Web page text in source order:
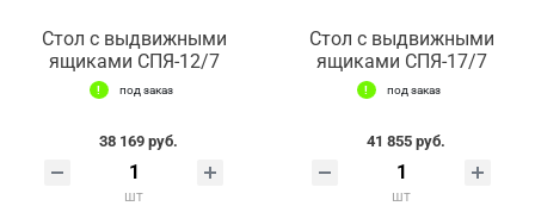
Стол с выдвижными
ящиками СПЯ-12/7
под заказ
38 169 руб.
шт
Стол с выдвижными
ящиками СПЯ-17/7
под заказ
41 855 руб.
шт